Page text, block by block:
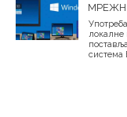
локалне
система